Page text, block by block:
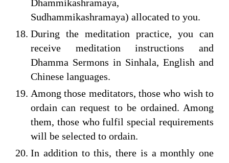
Dhammikashramaya,
Sudhammikashramaya) allocated to you.
During the meditation practice, you can
receive meditation instructions and
Dhamma Sermons in Sinhala, English and
Chinese languages.
Among those meditators, those who wish to
ordain can request to be ordained. Among
them, those who fulfil special requirements
will be selected to ordain.
In addition to this, there is a monthly one